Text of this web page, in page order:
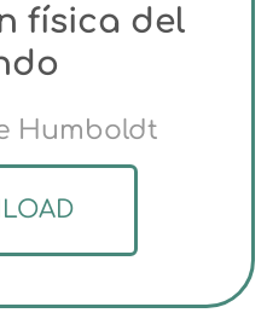
física del
Humboldt